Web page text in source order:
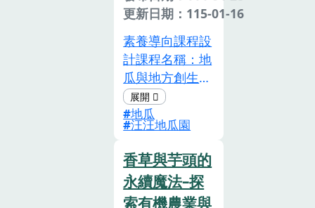
買、走讀的過
程，讓學習者了
解過去淡蘭古道
對於當時交通、
貿易、防守等的
重要性，更透過
古蹟的保留認識
雙溪過去的風華
歲月，及因經
濟、產業的轉移
使雙溪從繁華到
更新日期：115-01-16
素養導向課程設
計課程名稱：地
瓜與地方創生—
從土地到餐桌的
體驗之旅設計理
念本教案以「地
方創生」與「食
農教育」為核
心，將農業實踐
地瓜
汪汪地瓜園
香草與芋頭的
永續魔法–探
索有機農業與